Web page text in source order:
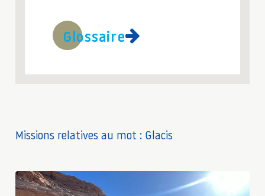
Glossaire
Missions relatives au mot : Glacis